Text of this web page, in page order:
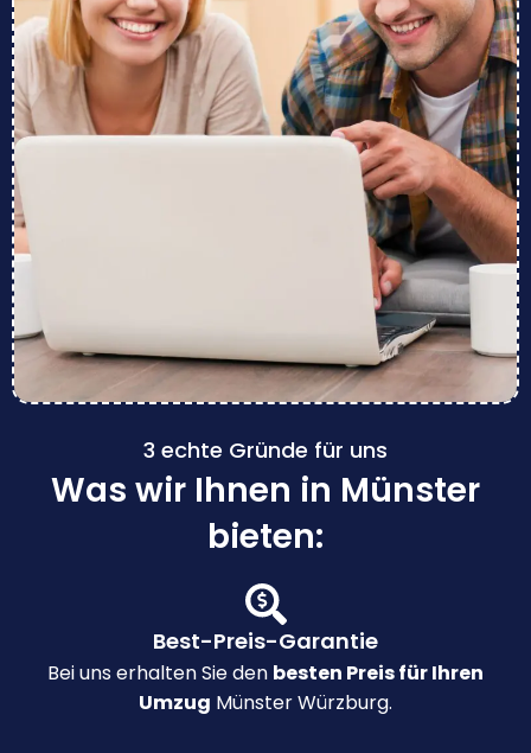
3 echte Gründe für uns
Was wir Ihnen in Münster
bieten:
Best-Preis-Garantie
Bei uns erhalten Sie den besten Preis für Ihren
Umzug Münster Würzburg.